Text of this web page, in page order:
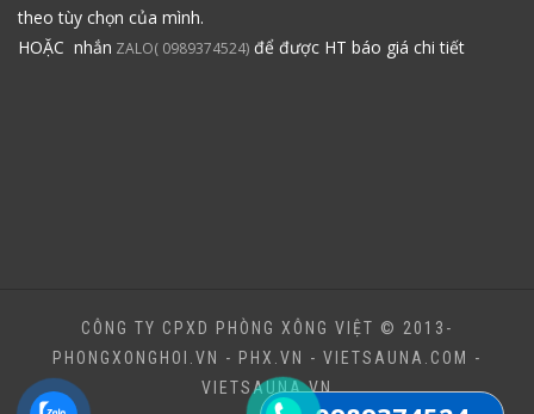
theo tùy chọn của mình.
HOẶC nhắn ZALO( 0989374524) để được HT báo giá chi tiết
CÔNG TY CPXD PHÒNG XÔNG VIỆT © 2013-
PHONGXONGHOI.VN - PHX.VN - VIETSAUNA.COM -
VIETSAUNA.VN